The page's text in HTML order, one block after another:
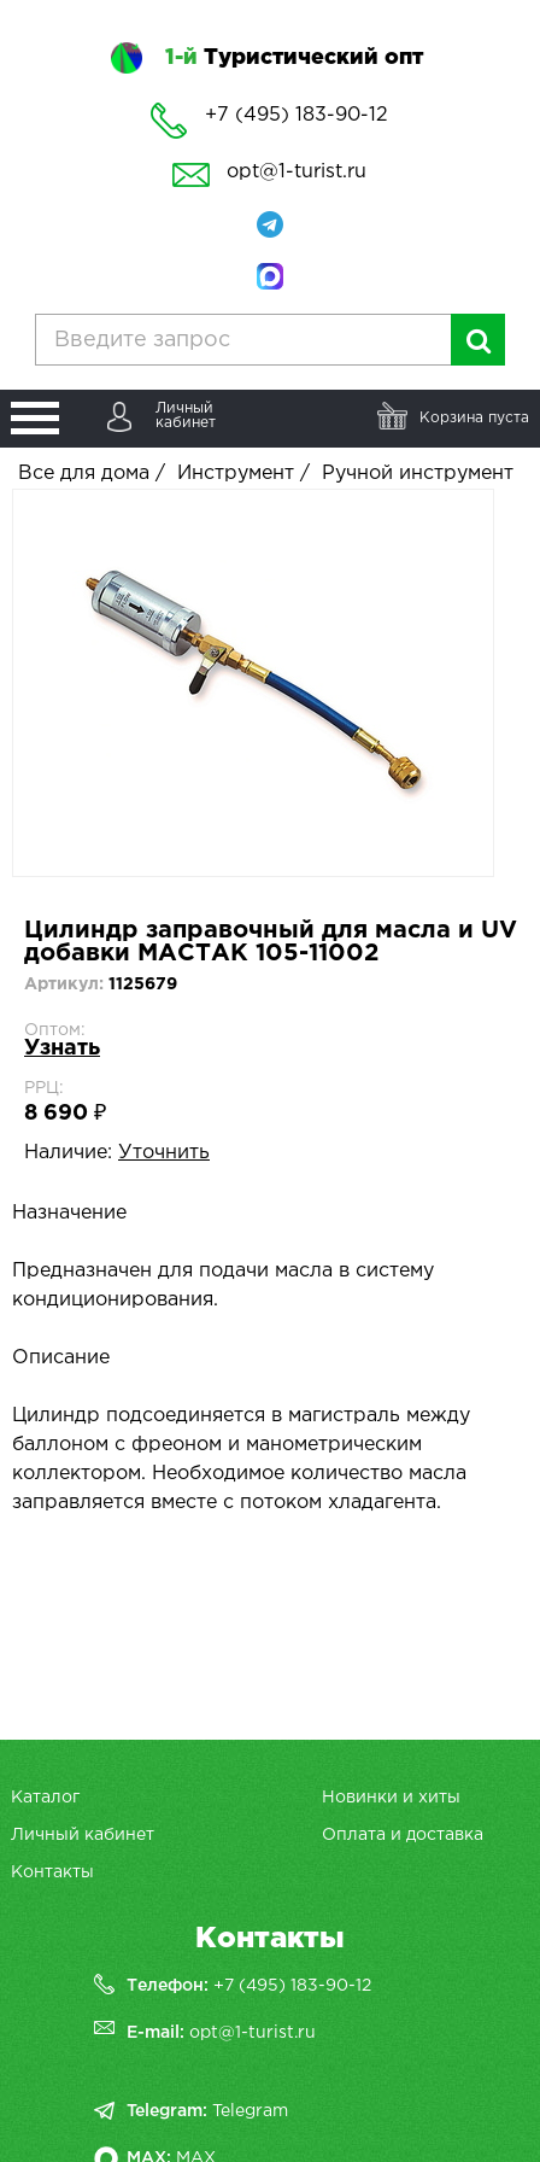
1-й Туристический опт
+7 (495) 183-90-12
opt@1-turist.ru
Личный
кабинет
Корзина пуста
Все для дома / Инструмент / Ручной инструмент
Цилиндр заправочный для масла и UV
добавки МАСТАК 105-11002
Артикул: 1125679
Оптом:
Узнать
РРЦ:
8 690 ₽
Наличие: Уточнить
Назначение
Предназначен для подачи масла в систему
кондиционирования.
Описание
Цилиндр подсоединяется в магистраль между
баллоном с фреоном и манометрическим
коллектором. Необходимое количество масла
заправляется вместе с потоком хладагента.
Каталог Новинки и хиты
Личный кабинет Оплата и доставка
Контакты
Контакты
Телефон: +7 (495) 183-90-12
E-mail:opt@1-turist.ru
Telegram: Telegram
MAX: MAX